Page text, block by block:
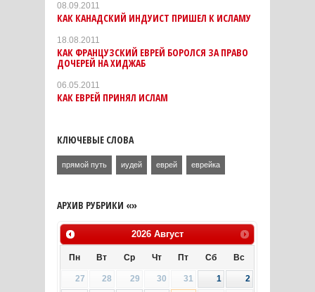
08.09.2011
КАК КАНАДСКИЙ ИНДУИСТ ПРИШЕЛ К ИСЛАМУ
18.08.2011
КАК ФРАНЦУЗСКИЙ ЕВРЕЙ БОРОЛСЯ ЗА ПРАВО
ДОЧЕРЕЙ НА ХИДЖАБ
06.05.2011
КАК ЕВРЕЙ ПРИНЯЛ ИСЛАМ
КЛЮЧЕВЫЕ СЛОВА
прямой путь иудей еврей еврейка
АРХИВ РУБРИКИ «»
2026 Август
Пн Вт Ср Чт Пт Сб Вс
27 28 29 30 31 1
2